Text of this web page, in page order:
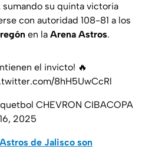
sumando su quinta victoria
con autoridad 108-81 a los
en la Arena Astros.
el invicto! 🔥
8hH5UwCcRl
CHEVRON CIBACOPA
2025
Astros de Jalisco son